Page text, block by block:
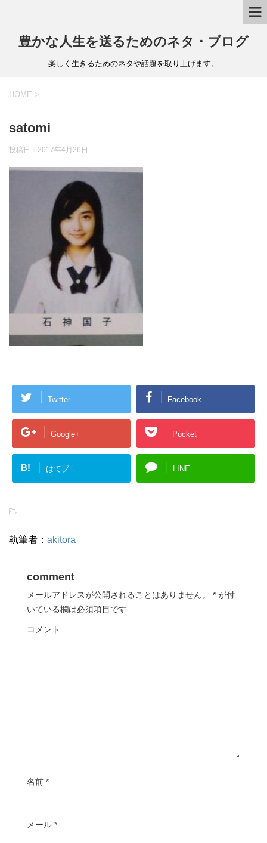
豊かな人生を送るためのネタ・ブログ
楽しく生きるためのネタや話題を取り上げます。
HOME >
satomi
投稿日： 2017年4月26日
Twitter Facebook
Google+ Pocket
B! はてブ LINE
-
執筆者： akitora
comment
メールアドレスが公開されることはありません。 * が付
いている欄は必須項目です
コメント
名前 *
メール *